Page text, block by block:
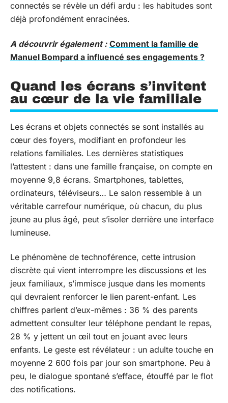
connectés se révèle un défi ardu : les habitudes sont
déjà profondément enracinées.
A découvrir également : Comment la famille de
Manuel Bompard a influencé ses engagements ?
Quand les écrans s’invitent
au cœur de la vie familiale
Les écrans et objets connectés se sont installés au
cœur des foyers, modifiant en profondeur les
relations familiales. Les dernières statistiques
l’attestent : dans une famille française, on compte en
moyenne 9,8 écrans. Smartphones, tablettes,
ordinateurs, téléviseurs… Le salon ressemble à un
véritable carrefour numérique, où chacun, du plus
jeune au plus âgé, peut s’isoler derrière une interface
lumineuse.
Le phénomène de technoférence, cette intrusion
discrète qui vient interrompre les discussions et les
jeux familiaux, s’immisce jusque dans les moments
qui devraient renforcer le lien parent-enfant. Les
chiffres parlent d’eux-mêmes : 36 % des parents
admettent consulter leur téléphone pendant le repas,
28 % y jettent un œil tout en jouant avec leurs
enfants. Le geste est révélateur : un adulte touche en
moyenne 2 600 fois par jour son smartphone. Peu à
peu, le dialogue spontané s’efface, étouffé par le flot
des notifications.